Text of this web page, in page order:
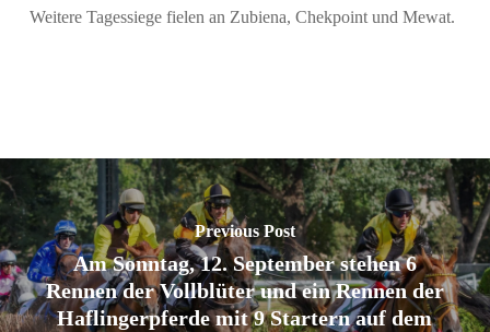
Weitere Tagessiege fielen an Zubiena, Chekpoint und Mewat.
Previous Post
Am Sonntag, 12. September stehen 6
Rennen der Vollblüter und ein Rennen der
Haflingerpferde mit 9 Startern auf dem